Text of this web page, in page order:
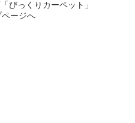
びっくりカーペット」